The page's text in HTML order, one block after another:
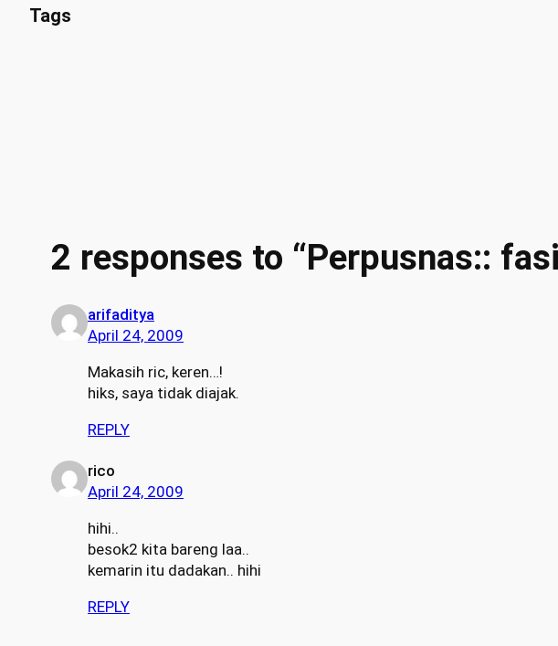
Tags
2 responses to “Perpusnas::
arifaditya
April 24, 2009
Makasih ric, keren…!
hiks, saya tidak diajak.
REPLY
rico
April 24, 2009
hihi..
besok2 kita bareng laa..
kemarin itu dadakan.. hihi
REPLY